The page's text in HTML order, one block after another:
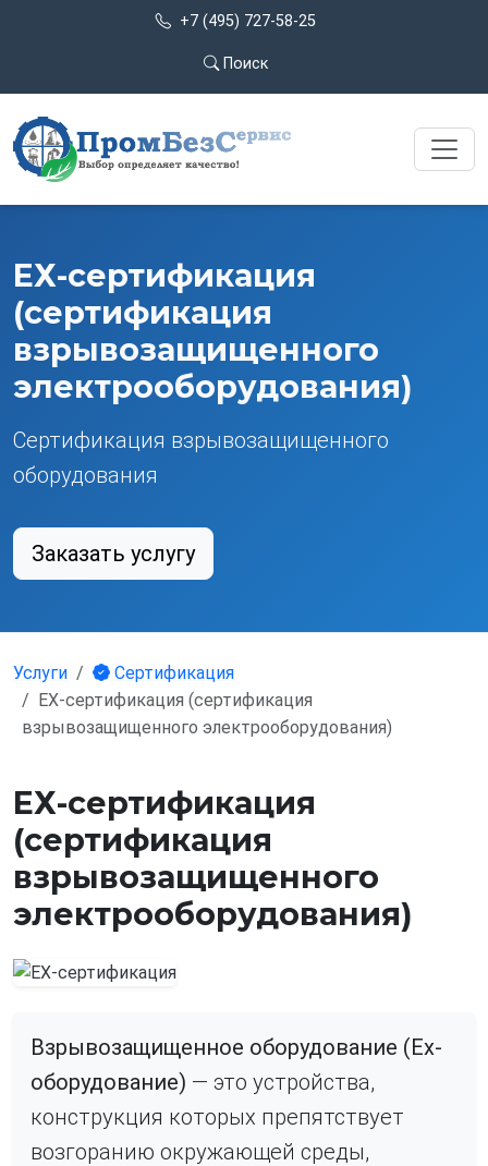
+7 (495) 727-58-25
Поиск
ЕХ-сертификация
(сертификация
взрывозащищенного
электрооборудования)
Сертификация взрывозащищенного
оборудования
Заказать услугу
Услуги
Сертификация
ЕХ-сертификация (сертификация
взрывозащищенного электрооборудования)
ЕХ-сертификация
(сертификация
взрывозащищенного
электрооборудования)
Взрывозащищенное оборудование (Ех-
оборудование) — это устройства,
конструкция которых препятствует
возгоранию окружающей среды,